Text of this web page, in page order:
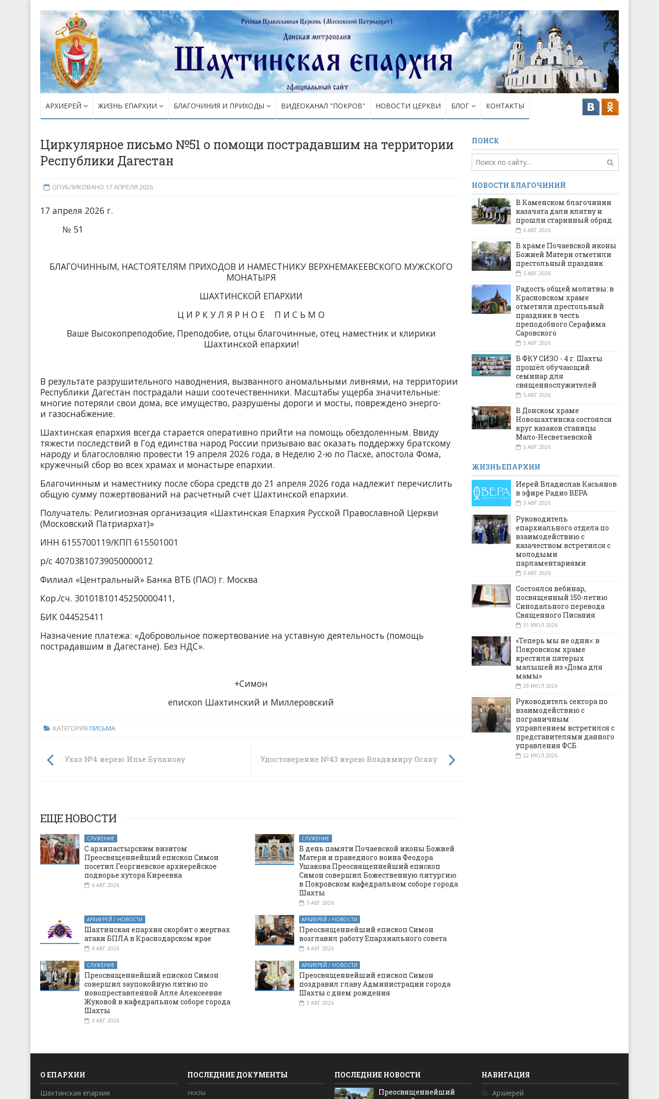
АРХИЕРЕЙ ЖИЗНЬ ЕПАРХИИ БЛАГОЧИНИЯ И ПРИХОДЫ ВИДЕОКАНАЛ "ПОКРОВ" НОВОСТИ ЦЕРКВИ БЛОГ КОНТАКТЫ
Циркулярное письмо №51 о помощи пострадавшим на территории
Республики Дагестан
ОПУБЛИКОВАНО 17 АПРЕЛЯ 2026
17 апреля 2026 г.
№ 51
БЛАГОЧИННЫМ, НАСТОЯТЕЛЯМ ПРИХОДОВ И НАМЕСТНИКУ ВЕРХНЕМАКЕЕВСКОГО МУЖСКОГО
МОНАТЫРЯ
ШАХТИНСКОЙ ЕПАРХИИ
Ц И Р К У Л Я Р Н О Е П И С Ь М О
Ваше Высокопреподобие, Преподобие, отцы благочинные, отец наместник и клирики
Шахтинской епархии!
В результате разрушительного наводнения, вызванного аномальными ливнями, на территории
Республики Дагестан пострадали наши соотечественники. Масштабы ущерба значительные:
многие потеряли свои дома, все имущество, разрушены дороги и мосты, повреждено энерго-
и газоснабжение.
Шахтинская епархия всегда старается оперативно прийти на помощь обездоленным. Ввиду
тяжести последствий в Год единства народ России призываю вас оказать поддержку братскому
народу и благословляю провести 19 апреля 2026 года, в Неделю 2-ю по Пасхе, апостола Фома,
кружечный сбор во всех храмах и монастыре епархии.
Благочинным и наместнику после сбора средств до 21 апреля 2026 года надлежит перечислить
общую сумму пожертвований на расчетный счет Шахтинской епархии.
Получатель: Религиозная организация «Шахтинская Епархия Русской Православной Церкви
(Московский Патриархат)»
ИНН 6155700119/КПП 615501001
р/с 40703810739050000012
Филиал «Центральный» Банка ВТБ (ПАО) г. Москва
Кор./сч. 30101810145250000411,
БИК 044525411
Назначение платежа: «Добровольное пожертвование на уставную деятельность (помощь
пострадавшим в Дагестане). Без НДС».
+Симон
епископ Шахтинский и Миллеровский
КАТЕГОРИЯ ПИСЬМА
Указ №4 иерею Илье Буланову Удостоверение №43 иерею Владимиру Осяку
ЕЩЕ НОВОСТИ
СЛУЖЕНИЕ
С архипастырским визитом
Преосвященнейший епископ Симон
посетил Георгиевское архиерейское
подворье хутора Киреевка
6 АВГ 2026
СЛУЖЕНИЕ
В день памяти Почаевской иконы Божией
Матери и праведного воина Феодора
Ушакова Преосвященнейший епископ
Симон совершил Божественную литургию
в Покровском кафедральном соборе города
Шахты
5 АВГ 2026
АРХИЕРЕЙ / НОВОСТИ
Шахтинская епархия скорбит о жертвах
атаки БПЛА в Краснодарском крае
4 АВГ 2026
АРХИЕРЕЙ / НОВОСТИ
Преосвященнейший епископ Симон
возглавил работу Епархиального совета
4 АВГ 2026
СЛУЖЕНИЕ
Преосвященнейший епископ Симон
совершил заупокойную литию по
новопреставленной Алле Алексеевне
Жуковой в кафедральном соборе города
Шахты
3 АВГ 2026
АРХИЕРЕЙ / НОВОСТИ
Преосвященнейший епископ Симон
поздравил главу Администрации города
Шахты с днем рождения
3 АВГ 2026
ПОИСК
НОВОСТИ БЛАГОЧИНИЙ
В Каменском благочинии
казачата дали клятву и
прошли старинный обряд
6 АВГ 2026
В храме Почаевской иконы
Божией Матери отметили
престольный праздник
5 АВГ 2026
Радость общей молитвы: в
Красновском храме
отметили престольный
праздник в честь
преподобного Серафима
Саровского
5 АВГ 2026
В ФКУ СИЗО - 4 г. Шахты
прошёл обучающий
семинар для
священнослужителей
5 АВГ 2026
В Донском храме
Новошахтинска состоялся
круг казаков станицы
Мало-Несветаевской
5 АВГ 2026
ЖИЗНЬ ЕПАРХИИ
Иерей Владислав Касьянов
в эфире Радио ВЕРА
3 АВГ 2026
Руководитель
епархиального отдела по
взаимодействию с
казачеством встретился с
молодыми
парламентариями
3 АВГ 2026
Состоялся вебинар,
посвященный 150-летию
Синодального перевода
Священного Писания
31 ИЮЛ 2026
«Теперь мы не одни»: в
Покровском храме
крестили пятерых
малышей из «Дома для
мамы»
29 ИЮЛ 2026
Руководитель сектора по
взаимодействию с
пограничным
управлением встретился с
представителями данного
управления ФСБ
22 ИЮЛ 2026
О ЕПАРХИИ
Шахтинская епархия
ПОСЛЕДНИЕ ДОКУМЕНТЫ
УКАЗЫ
ПОСЛЕДНИЕ НОВОСТИ
Преосвященнейший
НАВИГАЦИЯ
Архиерей